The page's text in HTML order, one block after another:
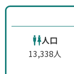
人口
13,338人